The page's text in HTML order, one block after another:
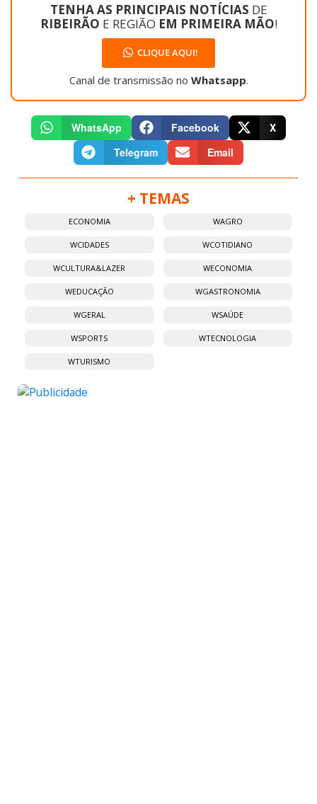
TENHA AS PRINCIPAIS NOTÍCIAS DE
RIBEIRÃO E REGIÃO EM PRIMEIRA MÃO!
CLIQUE AQUI!
Canal de transmissão no Whatsapp.
WhatsApp Facebook
X
Telegram
Email
+ TEMAS
ECONOMIA WAGRO
WCIDADES WCOTIDIANO
WCULTURA&LAZER WECONOMIA
WEDUCAÇÃO WGASTRONOMIA
WGERAL WSAÚDE
WSPORTS WTECNOLOGIA
WTURISMO